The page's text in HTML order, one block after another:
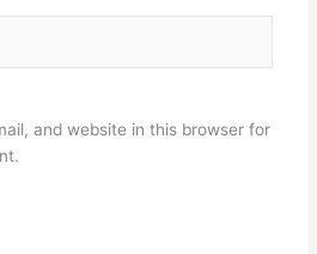
and website in this browser for